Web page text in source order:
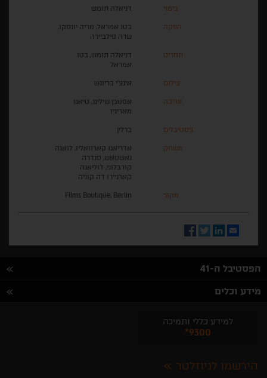
בימוי דניאלה תומש
הפקה
בטו אמראל, מריה יונסקו,
שרה סילביירה
תסריט
דניאלה תומש, בטו
אמראל
צילום אינצ'י בריונש
עריכה
אסטבן שילינג, טיאגו
מאריניו
פסטיבלים ברלין
משחק
אדריאנו קארוואליו, לואנה
נאשטאש, סנדרה
קורבלוני, ז'וליאנה
קארניירו דה קוניה
מקור Films Boutique, Berlin
Email
LinkedIn
Twitter
Facebook
הפסטיבל ה-41
מידע וכלים
למידע כללי ותמיכה
*9300
הירשמו לניוזלטר